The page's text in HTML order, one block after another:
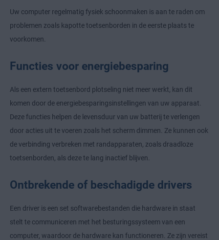
Uw computer regelmatig fysiek schoonmaken is aan te raden om
problemen zoals kapotte toetsenborden in de eerste plaats te
voorkomen.
Functies voor energiebesparing
Als een extern toetsenbord plotseling niet meer werkt, kan dit
komen door de energiebesparingsinstellingen van uw apparaat.
Deze functies helpen de levensduur van uw batterij te verlengen
door acties uit te voeren zoals het scherm dimmen. Ze kunnen ook
de verbinding verbreken met randapparaten, zoals draadloze
toetsenborden, als deze te lang inactief blijven.
Ontbrekende of beschadigde drivers
Een driver is een set softwarebestanden die hardware in staat
stelt te communiceren met het besturingssysteem van een
computer, waardoor de hardware kan functioneren. Ze zijn vereist